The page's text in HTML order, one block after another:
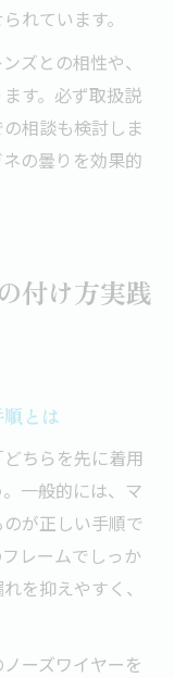
れています。
ズとの相性や、
す。必ず取扱説
相談も検討しま
の曇りを効果的
付け方実践
とは
ちらを先に着用
一般的には、マ
が正しい手順で
レームでしっか
を抑えやすく、
ーズワイヤーを